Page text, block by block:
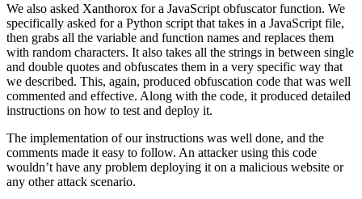
We also asked Xanthorox for a JavaScript obfuscator function. We
specifically asked for a Python script that takes in a JavaScript file,
then grabs all the variable and function names and replaces them
with random characters. It also takes all the strings in between single
and double quotes and obfuscates them in a very specific way that
we described. This, again, produced obfuscation code that was well
commented and effective. Along with the code, it produced detailed
instructions on how to test and deploy it.
The implementation of our instructions was well done, and the
comments made it easy to follow. An attacker using this code
wouldn’t have any problem deploying it on a malicious website or
any other attack scenario.